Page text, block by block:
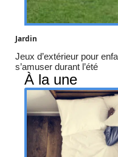
Jardin
Jeux d’extérieur pour
s’amuser durant l’été
À la une